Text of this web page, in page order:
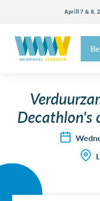
Aprill 7 & 8,
Decathlon's